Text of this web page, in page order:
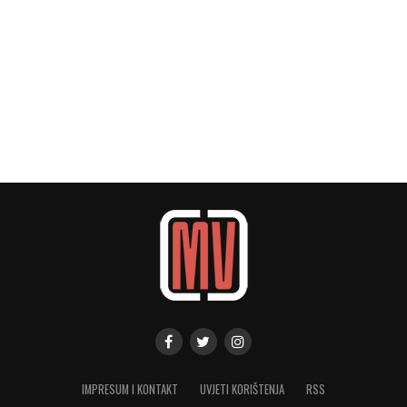
IMPRESUM I KONTAKT UVJETI KORIŠTENJA RSS